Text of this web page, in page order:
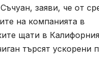
заяви, че от
на компанията в
щати в
търсят ускорени